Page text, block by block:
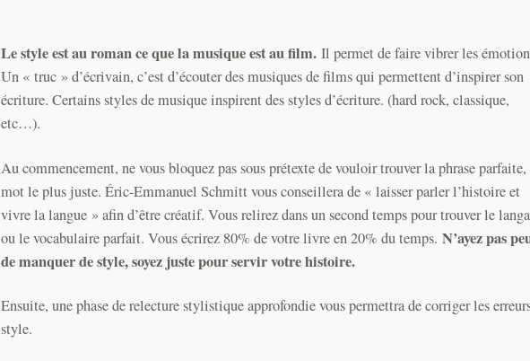
Le style est au roman ce que la musique est au film. Il permet de faire vibrer les
Un « truc » d’écrivain, c’est d’écouter des musiques de films qui permettent d’inspirer son
écriture. Certains styles de musique inspirent des styles d’écriture. (hard rock, classique,
etc…).
Au commencement, ne vous bloquez pas sous prétexte de vouloir trouver la phrase
mot le plus juste. Éric-Emmanuel Schmitt vous conseillera de « laisser parler l’histoire et
vivre la langue » afin d’être créatif. Vous relirez dans un second temps pour trouver le
ou le vocabulaire parfait. Vous écrirez 80% de votre livre en 20% du temps.N’ayez pas
de manquer de style, soyez juste pour servir votre histoire.
Ensuite, une phase de relecture stylistique approfondie vous permettra de corriger les
style.